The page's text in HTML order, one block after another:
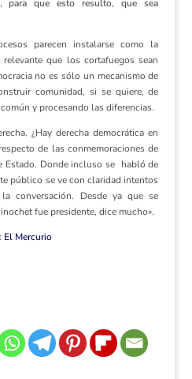
para que esto resulto, que sea
parecen instalarse como la
que los cortafuegos sean
no es sólo un mecanismo de
comunidad, si se quiere, de
y procesando las diferencias.
¿Hay derecha democrática en
de las conmemoraciones de
Estado. Donde incluso se habló de
público se ve con claridad intentos
conversación. Desde ya que se
fue presidente, dice mucho».
El Mercurio